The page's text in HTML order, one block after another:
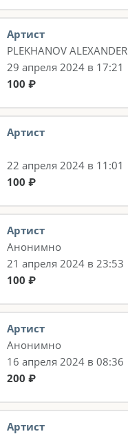
Артист
PLEKHANOV ALEXANDER
29 апреля 2024 в 17:21
100 ₽
Артист
22 апреля 2024 в 11:01
100 ₽
Артист
Анонимно
21 апреля 2024 в 23:53
100 ₽
Артист
Анонимно
16 апреля 2024 в 08:36
200 ₽
Артист